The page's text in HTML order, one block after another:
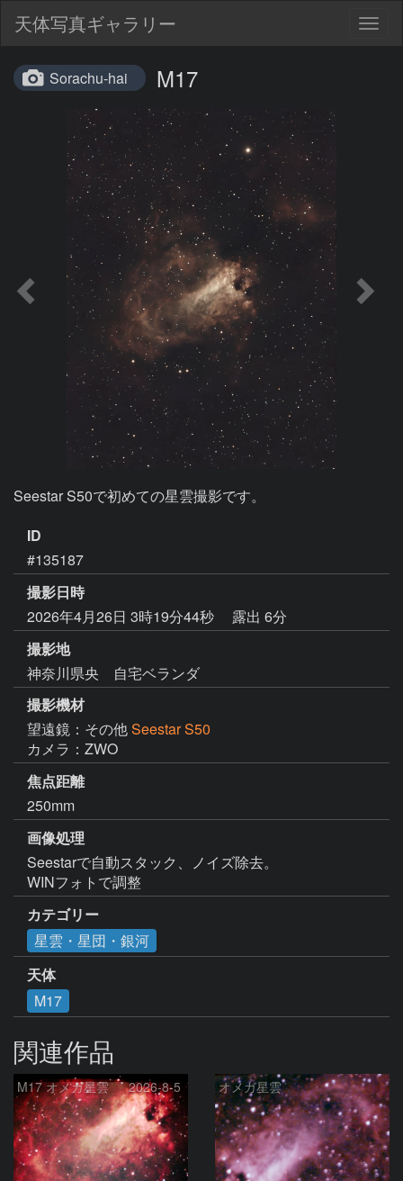
天体写真ギャラリー
Sorachu-hai M17
Seestar S50で初めての星雲撮影です。
ID
#135187
撮影日時
2026年4月26日 3時19分44秒
露出 6分
撮影地
神奈川県央 自宅ベランダ
撮影機材
望遠鏡：その他Seestar S50
カメラ：ZWO
焦点距離
250mm
画像処理
Seestarで自動スタック、ノイズ除去。
WINフォトで調整
カテゴリー
星雲・星団・銀河
天体
M17
関連作品
M17 オメガ星雲 2026-8-5 オメガ星雲